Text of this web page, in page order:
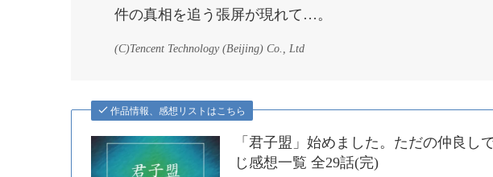
件の真相を追う張屏が現れて…。
(C)Tencent Technology (Beijing) Co., Ltd
作品情報、感想リストはこちら
「君子盟」始めました。ただの仲良
じ感想一覧 全29話(完)